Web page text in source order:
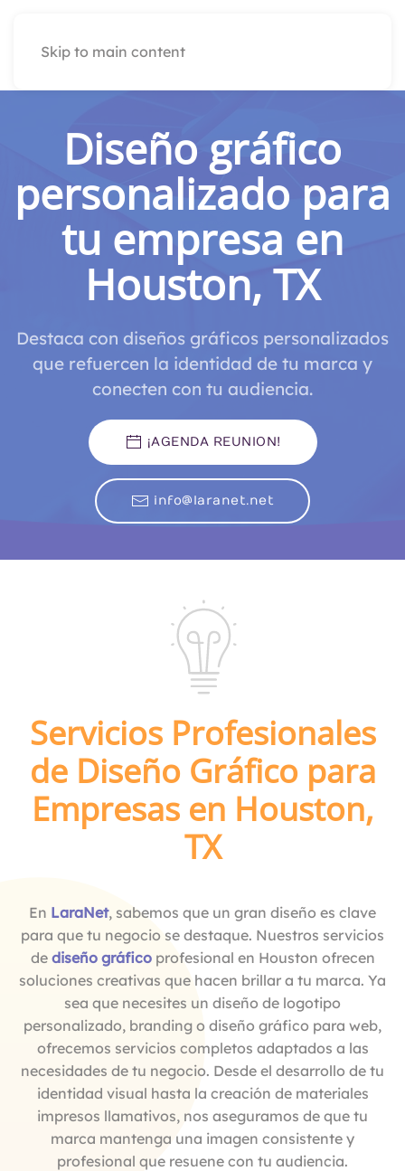
Skip to main content
Diseño gráfico
personalizado para
tu empresa en
Houston, TX
Destaca con diseños gráficos personalizados
que refuercen la identidad de tu marca y
conecten con tu audiencia.
¡AGENDA REUNION!
info@laranet.net
Servicios Profesionales
de Diseño Gráfico para
Empresas en Houston,
TX
En LaraNet, sabemos que un gran diseño es clave
para que tu negocio se destaque. Nuestros servicios
de diseño gráficoprofesional en Houston ofrecen
soluciones creativas que hacen brillar a tu marca. Ya
sea que necesites un diseño de logotipo
personalizado, branding o diseño gráfico para web,
ofrecemos servicios completos adaptados a las
necesidades de tu negocio. Desde el desarrollo de tu
identidad visual hasta la creación de materiales
impresos llamativos, nos aseguramos de que tu
marca mantenga una imagen consistente y
profesional que resuene con tu audiencia.